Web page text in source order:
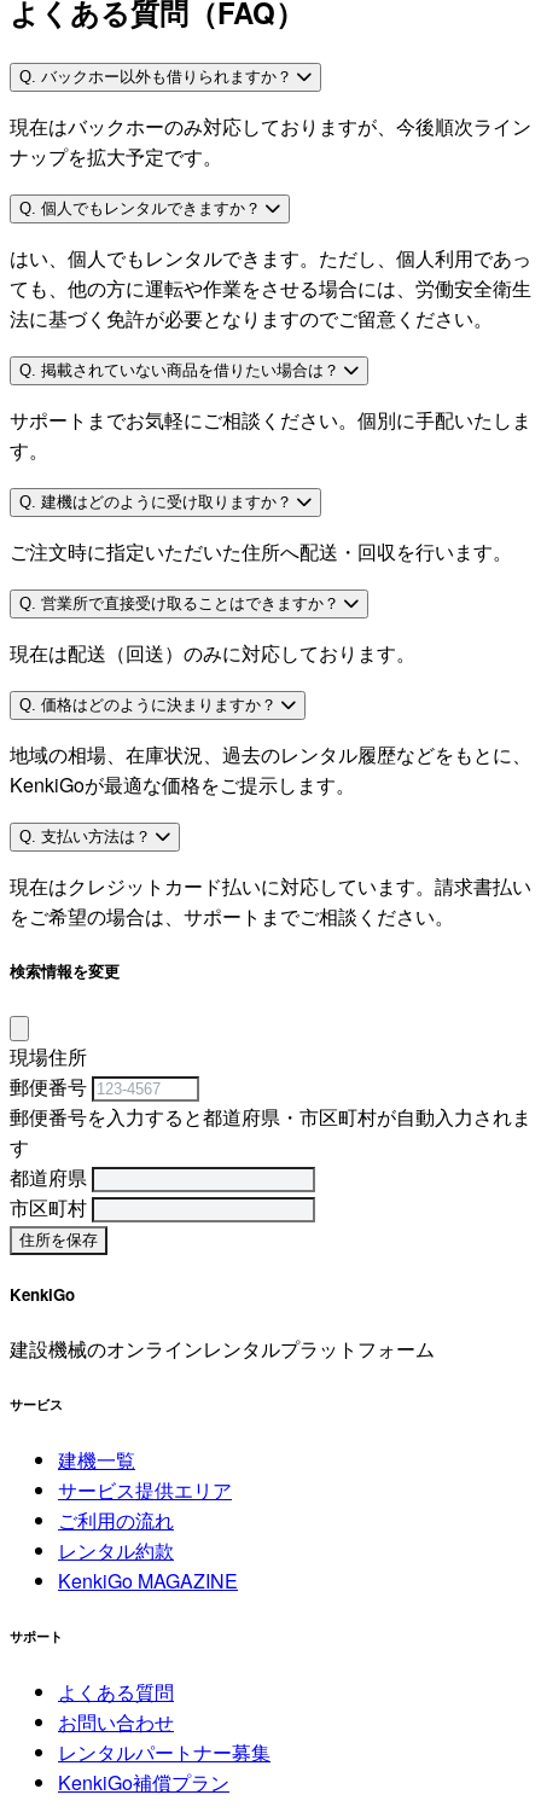
よくある質問（FAQ）
Q. バックホー以外も借りられますか？
現在はバックホーのみ対応しておりますが、今後順次ライン
ナップを拡大予定です。
Q. 個人でもレンタルできますか？
はい、個人でもレンタルできます。ただし、個人利用であっ
ても、他の方に運転や作業をさせる場合には、労働安全衛生
法に基づく免許が必要となりますのでご留意ください。
Q. 掲載されていない商品を借りたい場合は？
サポートまでお気軽にご相談ください。個別に手配いたしま
す。
Q. 建機はどのように受け取りますか？
ご注文時に指定いただいた住所へ配送・回収を行います。
Q. 営業所で直接受け取ることはできますか？
現在は配送（回送）のみに対応しております。
Q. 価格はどのように決まりますか？
地域の相場、在庫状況、過去のレンタル履歴などをもとに、
KenkiGoが最適な価格をご提示します。
Q. 支払い方法は？
現在はクレジットカード払いに対応しています。請求書払い
をご希望の場合は、サポートまでご相談ください。
検索情報を変更
現場住所
郵便番号
郵便番号を入力すると都道府県・市区町村が自動入力されま
す
都道府県
市区町村
KenkiGo
建設機械のオンラインレンタルプラットフォーム
サービス
建機一覧
サービス提供エリア
ご利用の流れ
レンタル約款
KenkiGo MAGAZINE
サポート
よくある質問
お問い合わせ
レンタルパートナー募集
KenkiGo補償プラン